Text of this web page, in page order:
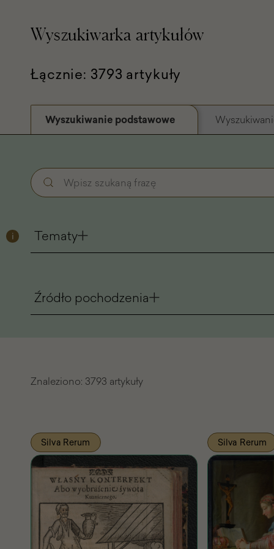
Wyszukiwarka artykułów
Łącznie: 3793 artykuły
Wyszukiwanie podstawowe
Wyszukiwanie
podstawowe
-
Filtry
Wpisz
szukaną
frazę
Tematy
Źródło pochodzenia
Znaleziono: 3793 artykuły
Lista
znalezionych
artykułów
Pasażu
Wiedzy
Silva Rerum Silva Rerum